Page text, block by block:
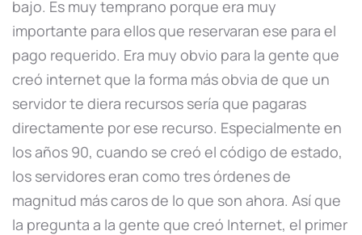
bajo. Es muy temprano porque era muy
importante para ellos que reservaran ese para el
pago requerido. Era muy obvio para la gente que
creó internet que la forma más obvia de que un
servidor te diera recursos sería que pagaras
directamente por ese recurso. Especialmente en
los años 90, cuando se creó el código de estado,
los servidores eran como tres órdenes de
magnitud más caros de lo que son ahora. Así que
la pregunta a la gente que creó Internet, el primer